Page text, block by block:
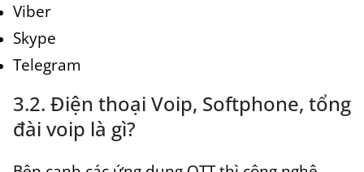
Viber
Skype
Telegram
3.2. Điện thoại Voip, Softphone, tổng
đài voip là gì?